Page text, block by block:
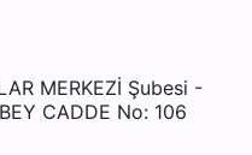
MERKEZİ Şubesi -
CADDE No: 106